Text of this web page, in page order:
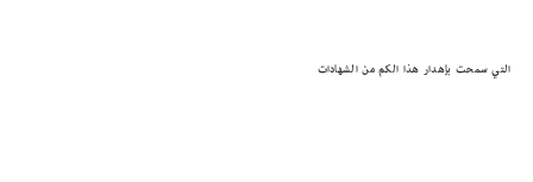
التي سمحت بإهدار هذا الكم من الشهادات